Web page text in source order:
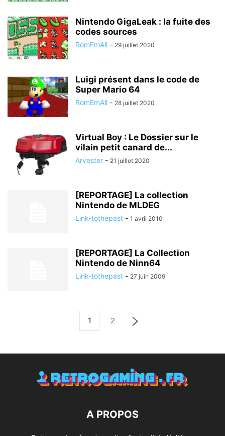
Nintendo GigaLeak : la fuite des
codes sources
RomEmAll - 29 juillet 2020
Luigi présent dans le code de
Super Mario 64
RomEmAll - 28 juillet 2020
Virtual Boy : Le Dossier sur le
vilain petit canard de...
Arvester - 21 juillet 2020
[REPORTAGE] La collection
Nintendo de MLDEG
Link-tothepast - 1 avril 2010
[REPORTAGE] La Collection
Nintendo de Ninn64
Link-tothepast - 27 juin 2009
1 2
A PROPOS